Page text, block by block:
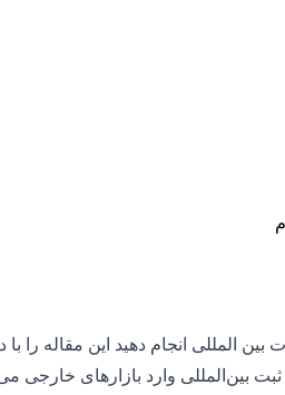
المللی انجام دهید این مقاله را
بین‌المللی وارد بازارهای